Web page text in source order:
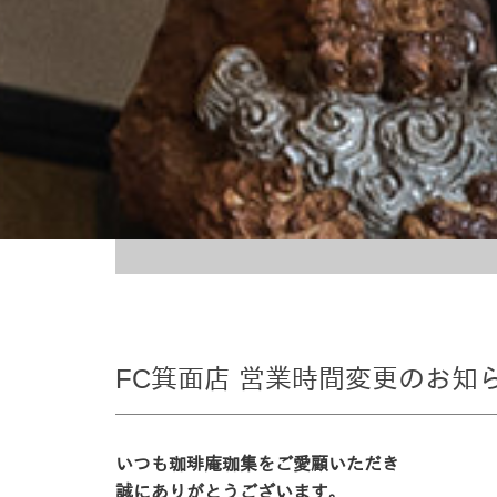
FC箕面店 営業時間変更のお知
いつも珈琲庵珈集をご愛顧いただき
誠にありがとうございます。